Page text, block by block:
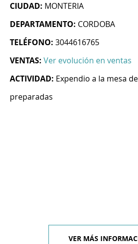
CIUDAD: MONTERIA
DEPARTAMENTO: CORDOBA
TELÉFONO: 3044616765
VENTAS: Ver evolución en ventas
ACTIVIDAD: Expendio a la mesa
preparadas
VER MÁS